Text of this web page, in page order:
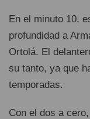
En el minuto 10,
profundidad a
Ortolá. El
su tanto, ya que
temporadas.
Con el dos a